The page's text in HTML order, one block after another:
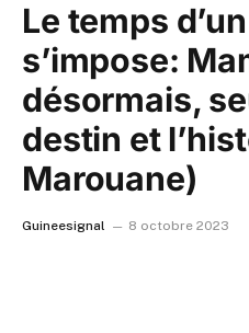
Le temps
s’impose:
désormais,
destin et
Marouane)
Guineesignal 8 octobre 2023